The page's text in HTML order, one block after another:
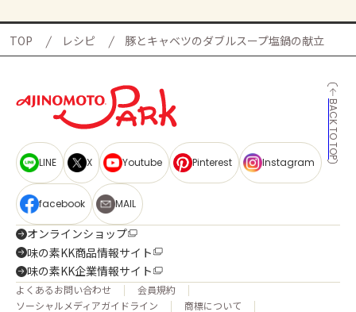
TOP レシピ 豚とキャベツのダブルスープ塩鍋の献立
BACK TO TOP
LINE X Youtube Pinterest Instagram
facebook MAIL
オンラインショップ
味の素KK商品情報サイト
味の素KK企業情報サイト
よくあるお問い合わせ
会員規約
ソーシャルメディアガイドライン
商標について